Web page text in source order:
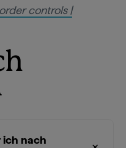
controls |
ich nach